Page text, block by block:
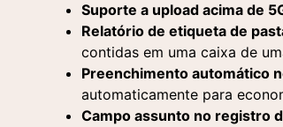
Suporte a upload acima de
Relatório de etiqueta de
contidas em uma caixa de
Preenchimento automático
automaticamente para
Campo assunto no registro